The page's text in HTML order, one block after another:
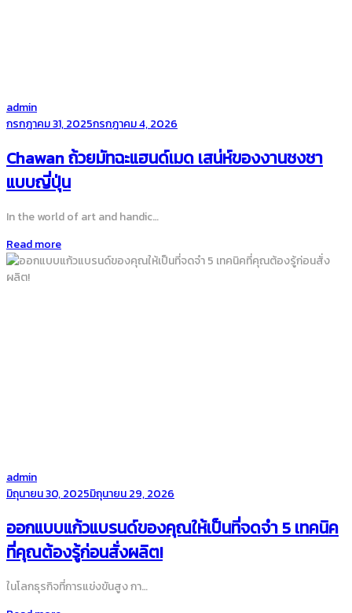
by
admin
Posted
กรกฎาคม 31, 2025กรกฎาคม 4, 2026
Chawan ถ้วยมัทฉะแฮนด์เมด เสน่ห์ของงานชงชา
แบบญี่ปุ่น
In the world of art and handic…
Read more
by
admin
Posted
มิถุนายน 30, 2025มิถุนายน 29, 2026
ออกแบบแก้วแบรนด์ของคุณให้เป็นที่จดจำ 5 เทคนิค
ที่คุณต้องรู้ก่อนสั่งผลิต!
ในโลกธุรกิจที่การแข่งขันสูง กา…